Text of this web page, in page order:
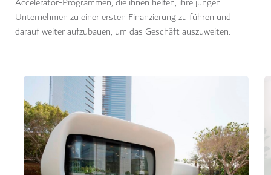
Unternehmen zu einer ersten Finanzierung zu führen und
darauf weiter aufzubauen, um das Geschäft auszuweiten.